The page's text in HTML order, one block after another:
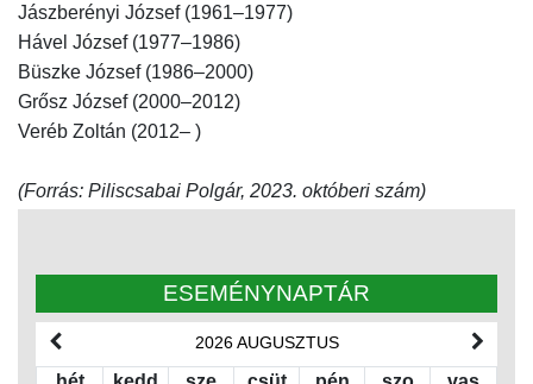
Jászberényi József (1961–1977)
Hável József (1977–1986)
Büszke József (1986–2000)
Grősz József (2000–2012)
Veréb Zoltán (2012– )
(Forrás: Piliscsabai Polgár, 2023. októberi szám)
ESEMÉNYNAPTÁR
2026 AUGUSZTUS